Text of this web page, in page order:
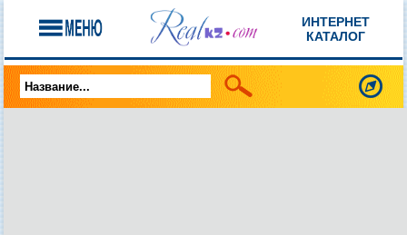
ИНТЕРНЕТ
КАТАЛОГ